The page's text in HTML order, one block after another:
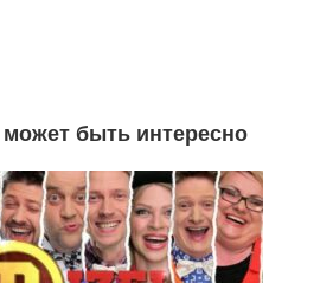
быть интересно